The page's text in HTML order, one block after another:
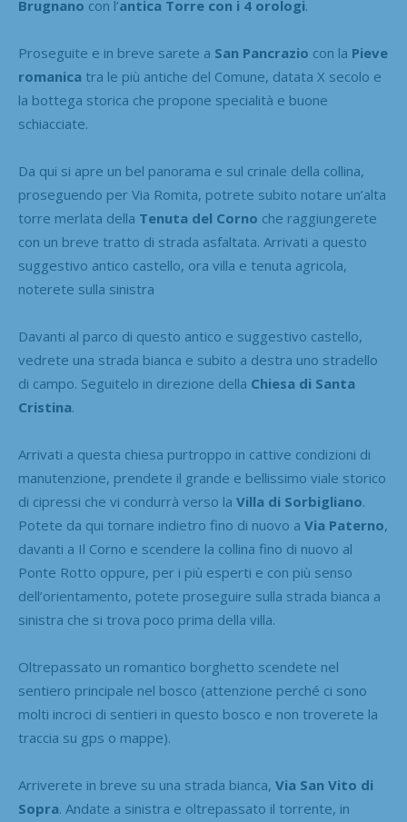
Brugnano con l’antica Torre con i 4 orologi.
Proseguite e in breve sarete a San Pancrazio con la Pieve
romanica tra le più antiche del Comune, datata X secolo e
la bottega storica che propone specialità e buone
schiacciate.
Da qui si apre un bel panorama e sul crinale della collina,
proseguendo per Via Romita, potrete subito notare un’alta
torre merlata della Tenuta del Corno che raggiungerete
con un breve tratto di strada asfaltata. Arrivati a questo
suggestivo antico castello, ora villa e tenuta agricola,
noterete sulla sinistra
Davanti al parco di questo antico e suggestivo castello,
vedrete una strada bianca e subito a destra uno stradello
di campo. Seguitelo in direzione della Chiesa di Santa
Cristina.
Arrivati a questa chiesa purtroppo in cattive condizioni di
manutenzione, prendete il grande e bellissimo viale storico
di cipressi che vi condurrà verso la Villa di Sorbigliano.
Potete da qui tornare indietro fino di nuovo a Via Paterno,
davanti a Il Corno e scendere la collina fino di nuovo al
Ponte Rotto oppure, per i più esperti e con più senso
dell’orientamento, potete proseguire sulla strada bianca a
sinistra che si trova poco prima della villa.
Oltrepassato un romantico borghetto scendete nel
sentiero principale nel bosco (attenzione perché ci sono
molti incroci di sentieri in questo bosco e non troverete la
traccia su gps o mappe).
Arriverete in breve su una strada bianca, Via San Vito di
Sopra. Andate a sinistra e oltrepassato il torrente, in